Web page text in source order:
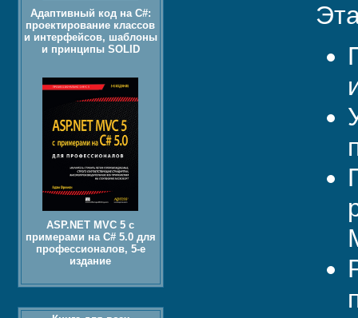
Адаптивный код на C#:
проектирование классов
и интерфейсов, шаблоны
и принципы SOLID
ASP.NET MVC 5 с
примерами на C# 5.0 для
профессионалов, 5-е
издание